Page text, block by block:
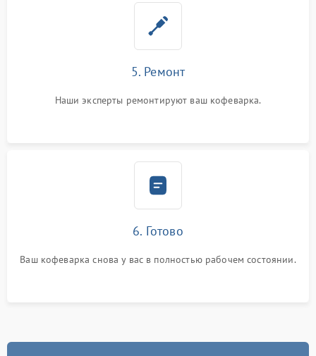
5. Ремонт
Наши эксперты ремонтируют ваш кофеварка.
6. Готово
Ваш кофеварка снова у вас в полностью рабочем состоянии.